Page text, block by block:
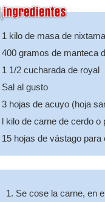
1 kilo de masa de
400 gramos de manteca
1 1/2 cucharada de royal
Sal al gusto
3 hojas de acuyo (hoja
l kilo de carne de cerdo o
15 hojas de vástago
Se cose la carne, en